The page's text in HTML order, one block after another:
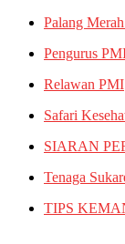
Palang
Pengurus
Relawan PMI
Safari
SIARAN
Tenaga
TIPS